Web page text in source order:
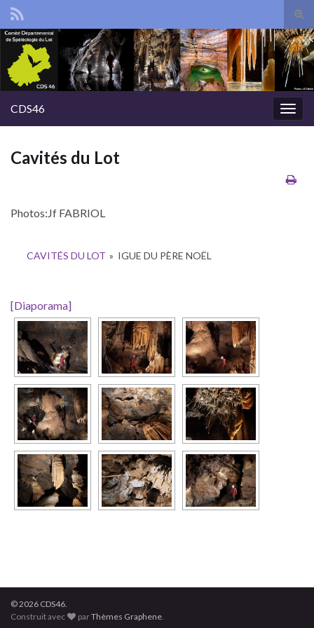
Search for:
CDS46
Cavités du Lot
Photos:Jf FABRIOL
CAVITÉS DU LOT » IGUE DU PÈRE NOËL
[Diaporama]
© 2026 CDS46.
Construit avec
parThèmes Graphene